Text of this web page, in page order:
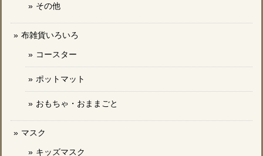
その他
布雑貨いろいろ
コースター
ポットマット
おもちゃ・おままごと
マスク
キッズマスク